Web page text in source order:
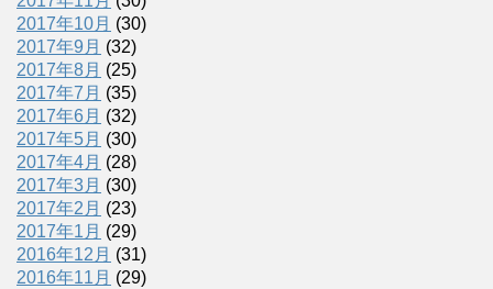
2017年10月 (30)
2017年9月 (32)
2017年8月 (25)
2017年7月 (35)
2017年6月 (32)
2017年5月 (30)
2017年4月 (28)
2017年3月 (30)
2017年2月 (23)
2017年1月 (29)
2016年12月 (31)
2016年11月 (29)